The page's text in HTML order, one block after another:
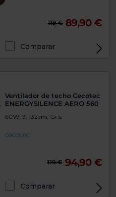
119 € 89,90 €
Comparar
Ventilador de techo Cecotec
ENERGYSILENCE AERO 560
60W, 3, 132cm, Gris
119 € 94,90 €
Comparar